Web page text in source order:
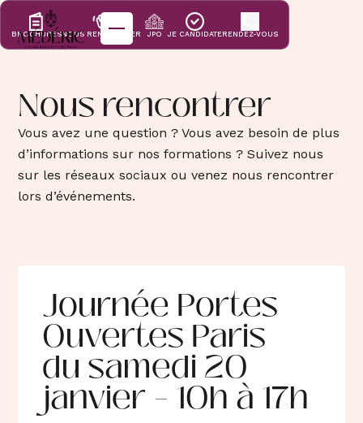
École
90 ans de
L’école
hôtelière de
Paris
Apprentissage
Médéric 2027
Formations
Cuisine -
Arts de la table
Service
Informations &
Informations
Candidatures
Mécénat
partenaires
JPO
BROCHURESNOUS RENCONTRER JE CANDIDATERENDEZ-VOUS
Nous rencontrer
Vous avez une question ? Vous avez besoin de plus
d’informations sur nos formations ? Suivez nous
sur les réseaux sociaux ou venez nous rencontrer
lors d’événements.
Journée Portes
Ouvertes Paris
du samedi 20
janvier – 10h à 17h